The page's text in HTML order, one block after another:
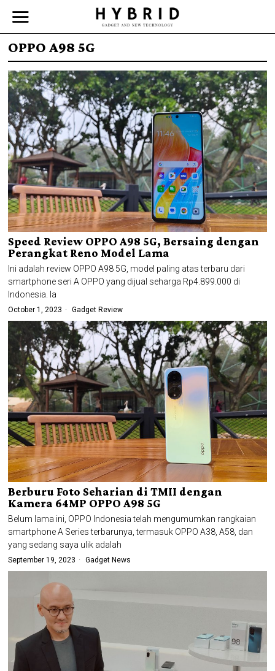
OPPO A98 5G
Speed Review OPPO A98 5G, Bersaing dengan
Perangkat Reno Model Lama
Ini adalah review OPPO A98 5G, model paling atas terbaru dari
smartphone seri A OPPO yang dijual seharga Rp4.899.000 di
Indonesia. Ia
October 1, 2023 Gadget Review
Berburu Foto Seharian di TMII dengan
Kamera 64MP OPPO A98 5G
Belum lama ini, OPPO Indonesia telah mengumumkan rangkaian
smartphone A Series terbarunya, termasuk OPPO A38, A58, dan
yang sedang saya ulik adalah
September 19, 2023 Gadget News